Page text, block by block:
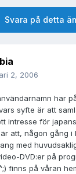
Svara på detta
2, 2006
har
syfte är att
intresse för
att, någon gång i
med
DVD:er på
finns på våran